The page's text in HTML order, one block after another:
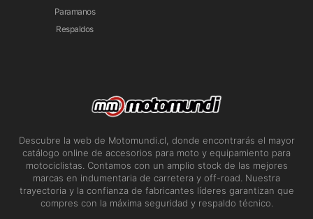
Paramanos
Respaldos
Descubre la web de Motomundi.cl, donde encontrarás el mayor
catálogo online de accesorios para moto y equipamiento para
motociclistas. Contamos con un amplio stock de las mejores
marcas en indumentaria de carretera y off-road. Nuestra
trayectoria y la confianza de fabricantes líderes garantizan que
compres con la máxima seguridad y respaldo técnico.